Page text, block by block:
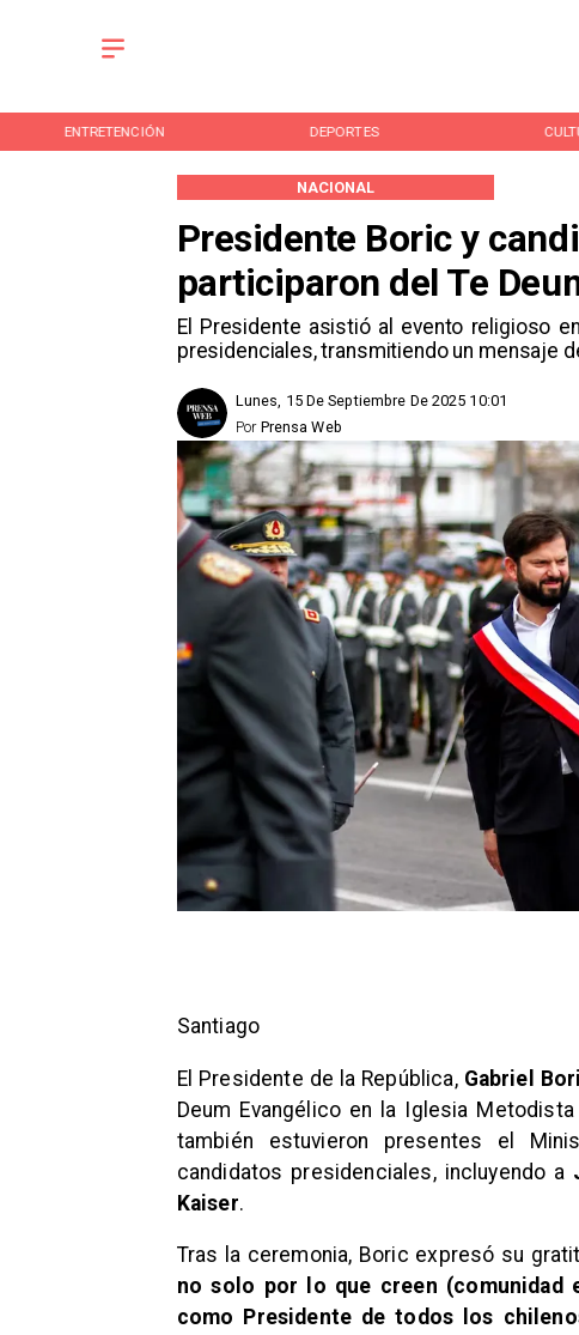
ENTRETENCIÓN DEPORTES
Presidente Boric y
participaron del Te
El Presidente asistió al evento religioso
presidenciales, transmitiendo un mensaje
NACIONAL
Lunes, 15 De Septiembre De 2025 10:01
Prensa Web
Por
Santiago
El Presidente de la República, Gabriel
Deum Evangélico en la Iglesia
también estuvieron presentes el
candidatos presidenciales, incluyendo a
Kaiser.
Tras la ceremonia, Boric expresó su
no solo por lo que creen (comunidad
como Presidente de todos los